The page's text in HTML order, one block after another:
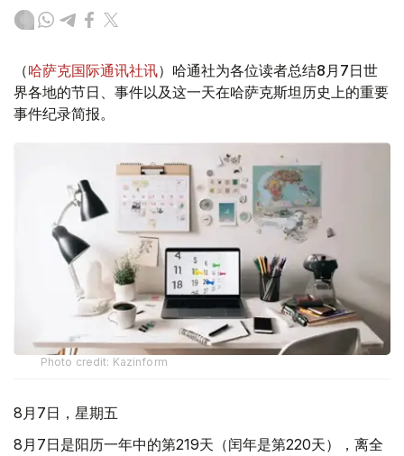
（哈萨克国际通讯社讯）哈通社为各位读者总结8月7日世
界各地的节日、事件以及这一天在哈萨克斯坦历史上的重要
事件纪录简报。
Photo credit: Kazinform
8月7日，星期五
8月7日是阳历一年中的第219天（闰年是第220天），离全